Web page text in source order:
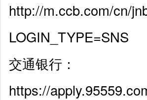
http://m.ccb.com/cn/
LOGIN_TYPE=SNS
交通银行：
https://